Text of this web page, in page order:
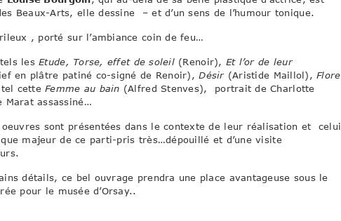
Beaux-Arts, elle dessine – et d’un sens de l’humour tonique.
, porté sur l’ambiance coin de feu…
tels lesEtude, Torse, effet de soleil(Renoir), Et l’or de leur
en plâtre patiné co-signé de Renoir),Désir(Aristide Maillol),Flore
cette Femme au bain (Alfred Stenves), portrait de Charlotte
assassiné…
sont présentées dans le contexte de leur réalisation et celui
majeur de ce parti-pris très…dépouillé et d’une visite
détails, ce bel ouvrage prendra une place avantageuse sous le
pour le musée d’Orsay..